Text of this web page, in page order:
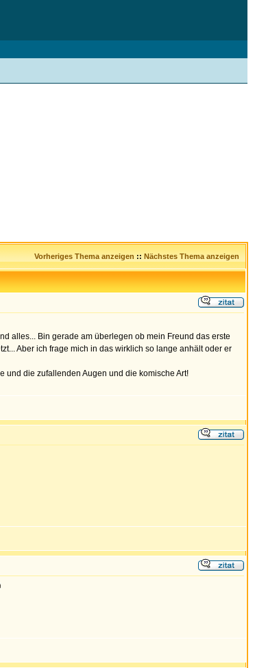
Vorheriges Thema anzeigen :: Nächstes Thema anzeigen
alles... Bin gerade am überlegen ob mein Freund das erste
Aber ich frage mich in das wirklich so lange anhält oder er
und die zufallenden Augen und die komische Art!